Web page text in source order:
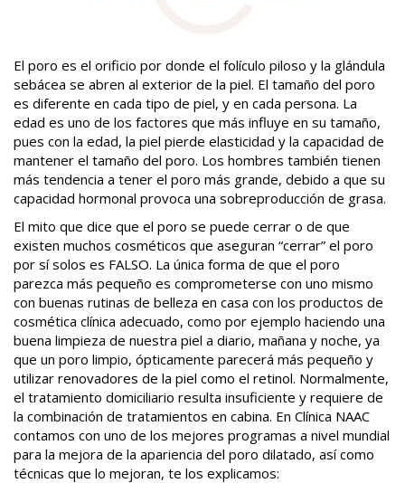
El poro es el orificio por donde el folículo piloso y la glándula
sebácea se abren al exterior de la piel. El tamaño del poro
es diferente en cada tipo de piel, y en cada persona. La
edad es uno de los factores que más influye en su tamaño,
pues con la edad, la piel pierde elasticidad y la capacidad de
mantener el tamaño del poro. Los hombres también tienen
más tendencia a tener el poro más grande, debido a que su
capacidad hormonal provoca una sobreproducción de grasa.
El mito que dice que el poro se puede cerrar o de que
existen muchos cosméticos que aseguran “cerrar” el poro
por sí solos es FALSO. La única forma de que el poro
parezca más pequeño es comprometerse con uno mismo
con buenas rutinas de belleza en casa con los productos de
cosmética clínica adecuado, como por ejemplo haciendo una
buena limpieza de nuestra piel a diario, mañana y noche, ya
que un poro limpio, ópticamente parecerá más pequeño y
utilizar renovadores de la piel como el retinol. Normalmente,
el tratamiento domiciliario resulta insuficiente y requiere de
la combinación de tratamientos en cabina. En Clínica NAAC
contamos con uno de los mejores programas a nivel mundial
para la mejora de la apariencia del poro dilatado, así como
técnicas que lo mejoran, te los explicamos: